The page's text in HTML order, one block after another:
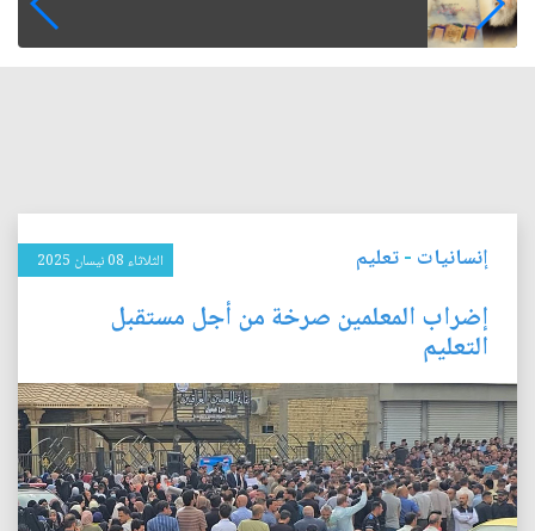
إنسانيات -تعليم الثلاثاء 08 نيسان 2025
إضراب المعلمين صرخة من أجل مستقبل
التعليم